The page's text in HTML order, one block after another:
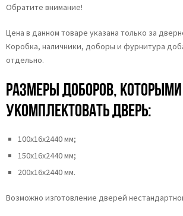
Обратите внимание!
Цена в данном товаре указана только за
Коробка, наличники, доборы и фурнитура
отдельно.
Размеры доборов,
укомплектовать дверь:
100х16х2440 мм;
150х16х2440 мм;
200х16х2440 мм.
Возможно изготовление дверей